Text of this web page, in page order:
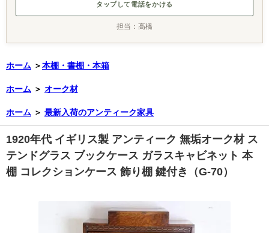
タップして電話をかける
担当：高橋
ホーム ＞本棚・書棚・本箱
ホーム ＞ オーク材
ホーム ＞ 最新入荷のアンティーク家具
1920年代 イギリス製 アンティーク 無垢オーク材 ス
テンドグラス ブックケース ガラスキャビネット 本
棚 コレクションケース 飾り棚 鍵付き（G-70）